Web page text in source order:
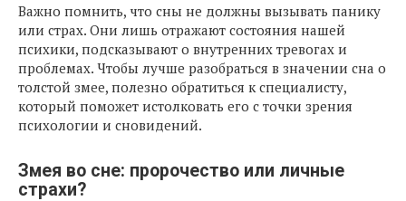
Важно помнить, что сны не должны вызывать панику
или страх. Они лишь отражают состояния нашей
психики, подсказывают о внутренних тревогах и
проблемах. Чтобы лучше разобраться в значении сна о
толстой змее, полезно обратиться к специалисту,
который поможет истолковать его с точки зрения
психологии и сновидений.
Змея во сне: пророчество или личные
страхи?